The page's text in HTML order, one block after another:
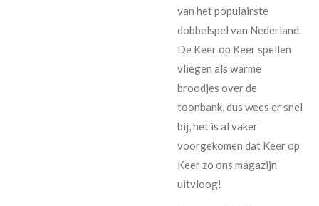
van het populairste
dobbelspel van Nederland.
De Keer op Keer spellen
vliegen als warme
broodjes over de
toonbank, dus wees er snel
bij, het is al vaker
voorgekomen dat Keer op
Keer zo ons magazijn
uitvloog!